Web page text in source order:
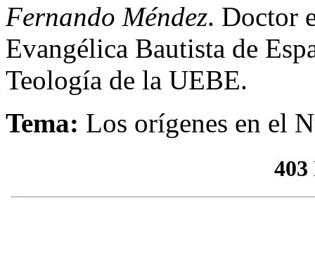
Fernando Méndez. Doctor
Evangélica Bautista de
Teología de la UEBE.
Tema: Los orígenes en el